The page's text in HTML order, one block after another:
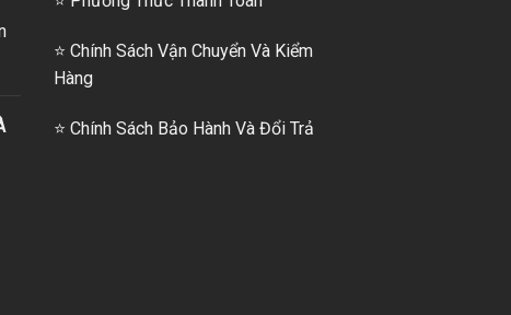
⭐ Chính Sách Vận Chuyển Và Kiểm
Hàng
⭐ Chính Sách Bảo Hành Và Đổi Trả